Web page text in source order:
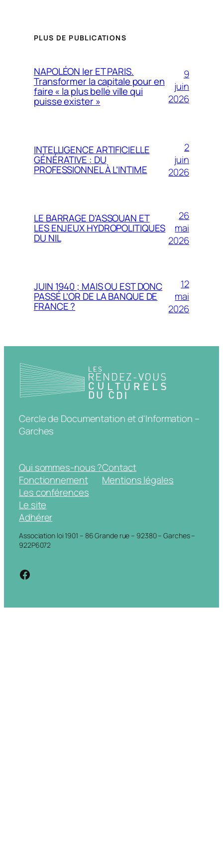
PLUS DE PUBLICATIONS
NAPOLÉON Ier ET PARIS.
Transformer la capitale pour en
faire « la plus belle ville qui
puisse exister »
9
juin
2026
INTELLIGENCE ARTIFICIELLE
GÉNÉRATIVE : DU
PROFESSIONNEL À L’INTIME
2
juin
2026
LE BARRAGE D’ASSOUAN ET
LES ENJEUX HYDROPOLITIQUES
DU NIL
26
mai
2026
JUIN 1940 ; MAIS OU EST DONC
PASSÉ L’OR DE LA BANQUE DE
FRANCE ?
12
mai
2026
Cercle de Documentation et d'Information –
Garches
Qui sommes-nous ?
Fonctionnement
Les conférences
Le site
Adhérer
Contact
Mentions légales
Association loi 1901 – 86 Grande rue – 92380 – Garches –
922P6072
https://www.facebook.com/